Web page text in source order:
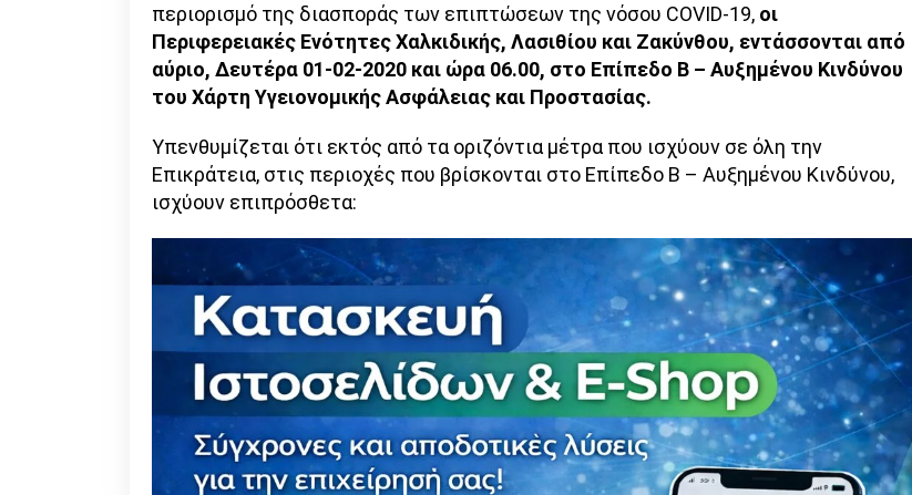
περιορισμό της διασποράς των επιπτώσεων της νόσου COVID-19, οι
Περιφερειακές Ενότητες Χαλκιδικής, Λασιθίου και Ζακύνθου, εντάσσονται από
αύριο, Δευτέρα 01-02-2020 και ώρα 06.00, στο Επίπεδο Β – Αυξημένου Κινδύνου
του Χάρτη Υγειονομικής Ασφάλειας και Προστασίας.
Υπενθυμίζεται ότι εκτός από τα οριζόντια μέτρα που ισχύουν σε όλη την
Επικράτεια, στις περιοχές που βρίσκονται στο Επίπεδο Β – Αυξημένου Κινδύνου,
ισχύουν επιπρόσθετα: